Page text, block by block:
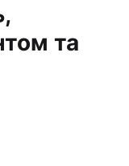
та